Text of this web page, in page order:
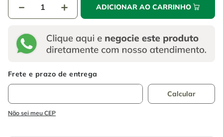
＋
－ ADICIONAR AO CARRINHO
Não sei meu CEP
serra copo
disco corte
serra copo